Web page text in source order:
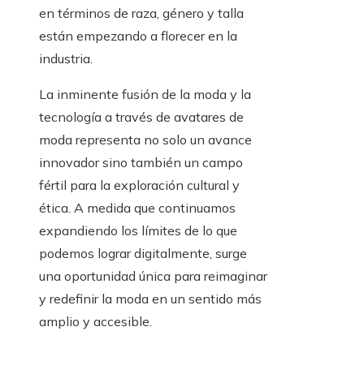
en términos de raza, género y talla
están empezando a florecer en la
industria.
La inminente fusión de la moda y la
tecnología a través de avatares de
moda representa no solo un avance
innovador sino también un campo
fértil para la exploración cultural y
ética. A medida que continuamos
expandiendo los límites de lo que
podemos lograr digitalmente, surge
una oportunidad única para reimaginar
y redefinir la moda en un sentido más
amplio y accesible.